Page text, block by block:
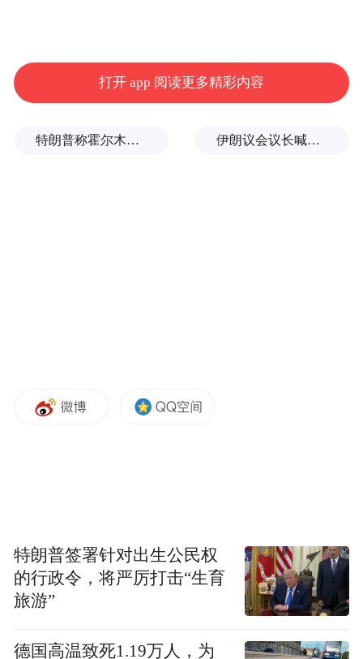
打开 app 阅读更多精彩内容
特朗普称霍尔木兹海峡协议尚未达成，正参与相关谈判 伊朗议会议长喊话：别再作秀了！
特朗普签署针对出生公民权
的行政令，将严厉打击“生育
旅游”
德国高温致死1.19万人，为